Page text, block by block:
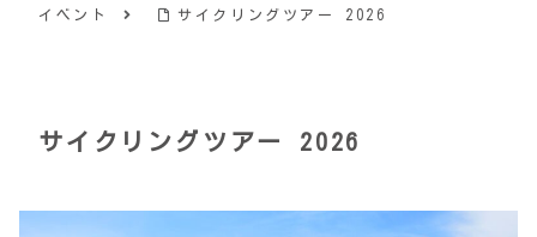
イベント
サイクリングツアー 2026
サイクリングツアー 2026